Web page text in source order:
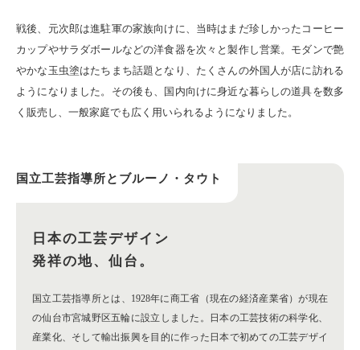
戦後、元次郎は進駐軍の家族向けに、当時はまだ珍しかったコーヒー
カップやサラダボールなどの洋食器を次々と製作し営業。モダンで艶
やかな玉虫塗はたちまち話題となり、たくさんの外国人が店に訪れる
ようになりました。その後も、国内向けに身近な暮らしの道具を数多
く販売し、一般家庭でも広く用いられるようになりました。
国立工芸指導所とブルーノ・タウト
日本の工芸デザイン
発祥の地、仙台。
国立工芸指導所とは、1928年に商工省（現在の経済産業省）が現在
の仙台市宮城野区五輪に設立しました。日本の工芸技術の科学化、
産業化、そして輸出振興を目的に作った日本で初めての工芸デザイ